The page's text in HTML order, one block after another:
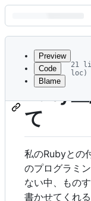
Latest
commit
metadata
and
controls
Preview
Code
Blame
21
loc)
Ruby
て
私のRubyとの
のプログラミ
ない中、もの
書かせてくれ